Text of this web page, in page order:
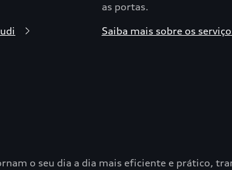
as portas.
Saiba mais sobre os
o seu dia a dia mais eficiente e prático,